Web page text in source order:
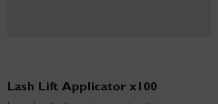
Lash Lift Applicator x100